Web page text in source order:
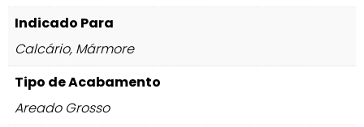
Indicado Para
Calcário, Mármore
Tipo de Acabamento
Areado Grosso